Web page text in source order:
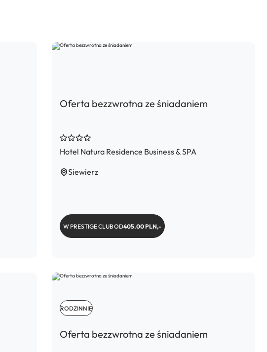
Oferta bezzwrotna ze śniadaniem
Hotel Natura Residence Business & SPA
Siewierz
W PRESTIGE CLUB OD405.00 PLN,-
Oferta bezzwrotna ze śniadaniem
RODZINNIE